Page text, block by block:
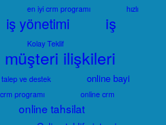
en iyi crm programı
hızlı
iş yönetimi
iş
Kolay Teklif
müşteri ilişkileri
ve destek
online bayi
programı
online crm
online tahsilat